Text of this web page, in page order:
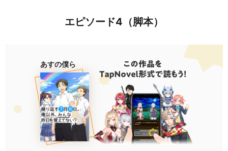
エピソード4（脚本）
あすの僕ら